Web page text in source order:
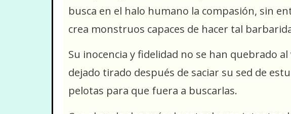
busca en el halo humano la compasión, sin
crea monstruos capaces de hacer tal
Su inocencia y fidelidad no se han quebrado
dejado tirado después de saciar su sed de
pelotas para que fuera a buscarlas.